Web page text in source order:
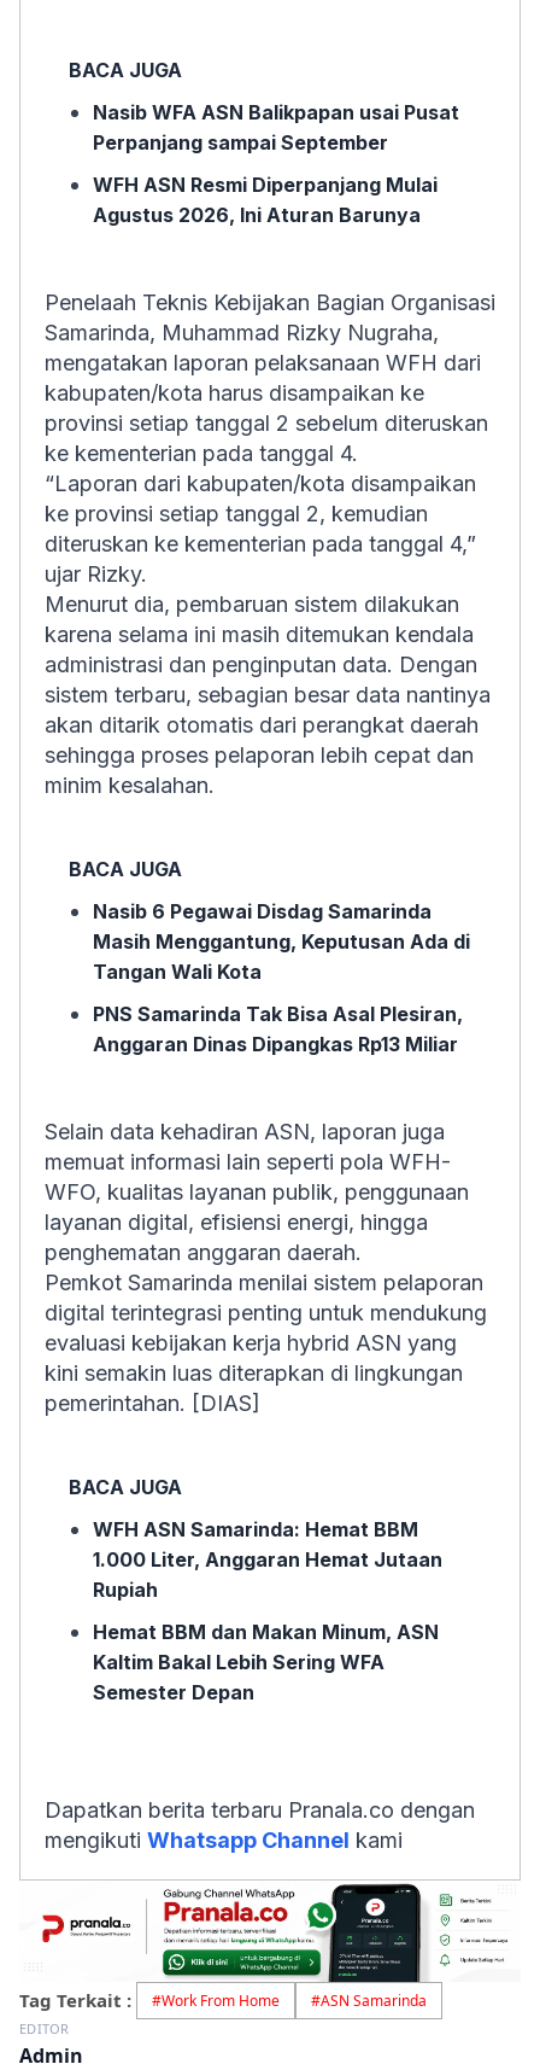
BACA JUGA
Nasib WFA ASN Balikpapan usai Pusat
Perpanjang sampai September
WFH ASN Resmi Diperpanjang Mulai
Agustus 2026, Ini Aturan Barunya
Penelaah Teknis Kebijakan Bagian Organisasi
Samarinda, Muhammad Rizky Nugraha,
mengatakan laporan pelaksanaan WFH dari
kabupaten/kota harus disampaikan ke
provinsi setiap tanggal 2 sebelum diteruskan
ke kementerian pada tanggal 4.
“Laporan dari kabupaten/kota disampaikan
ke provinsi setiap tanggal 2, kemudian
diteruskan ke kementerian pada tanggal 4,”
ujar Rizky.
Menurut dia, pembaruan sistem dilakukan
karena selama ini masih ditemukan kendala
administrasi dan penginputan data. Dengan
sistem terbaru, sebagian besar data nantinya
akan ditarik otomatis dari perangkat daerah
sehingga proses pelaporan lebih cepat dan
minim kesalahan.
BACA JUGA
Nasib 6 Pegawai Disdag Samarinda
Masih Menggantung, Keputusan Ada di
Tangan Wali Kota
PNS Samarinda Tak Bisa Asal Plesiran,
Anggaran Dinas Dipangkas Rp13 Miliar
Selain data kehadiran ASN, laporan juga
memuat informasi lain seperti pola WFH-
WFO, kualitas layanan publik, penggunaan
layanan digital, efisiensi energi, hingga
penghematan anggaran daerah.
Pemkot Samarinda menilai sistem pelaporan
digital terintegrasi penting untuk mendukung
evaluasi kebijakan kerja hybrid ASN yang
kini semakin luas diterapkan di lingkungan
pemerintahan. [DIAS]
BACA JUGA
WFH ASN Samarinda: Hemat BBM
1.000 Liter, Anggaran Hemat Jutaan
Rupiah
Hemat BBM dan Makan Minum, ASN
Kaltim Bakal Lebih Sering WFA
Semester Depan
Dapatkan berita terbaru Pranala.co dengan
mengikuti Whatsapp Channel kami
Tag Terkait : #Work From Home #ASN Samarinda
EDITOR
Admin